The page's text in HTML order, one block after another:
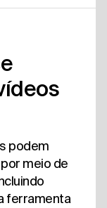
podem
meio de
ferramenta